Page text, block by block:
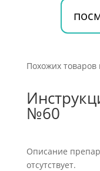
Похожих товаров
№60
Описание
отсутствует.